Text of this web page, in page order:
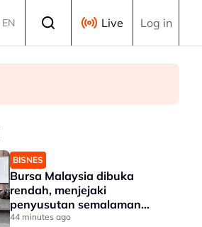
EN Live Log in
BISNES
Bursa Malaysia dibuka
rendah, menjejaki
penyusutan semalaman
Wall Street
44 minutes ago